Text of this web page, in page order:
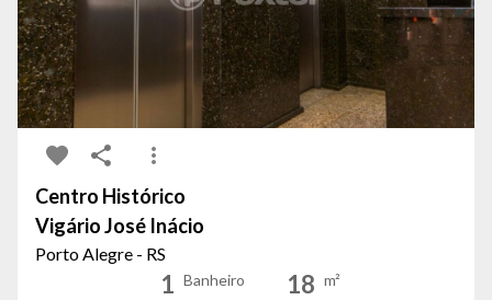
Centro Histórico
Vigário José Inácio
Porto Alegre - RS
1 Banheiro 18 m²